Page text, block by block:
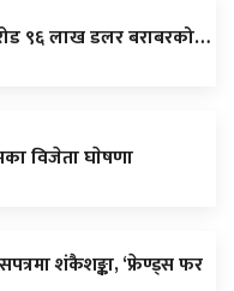
९६ लाख डलर बराबरको…
विजेता घाेषणा
शंकैशङ्का, ‘फ्रेण्ड्स फर